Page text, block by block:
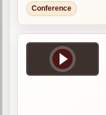
Conference